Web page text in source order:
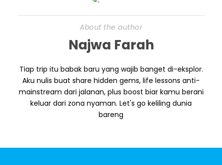
About the author
Najwa Farah
Tiap trip itu babak baru yang wajib banget di-eksplor.
Aku nulis buat share hidden gems, life lessons anti-
mainstream dari jalanan, plus boost biar kamu berani
keluar dari zona nyaman. Let's go keliling dunia
bareng